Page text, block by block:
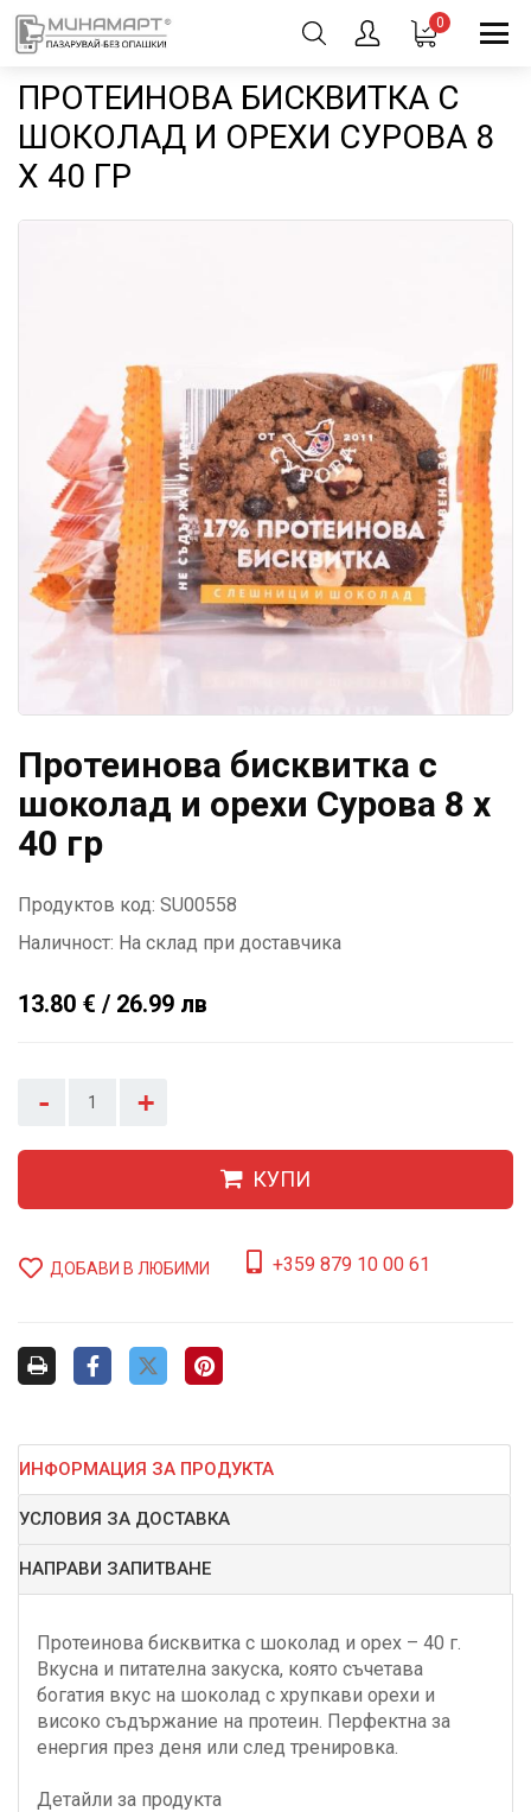
0
ПРОТЕИНОВА БИСКВИТКА С
ШОКОЛАД И ОРЕХИ СУРОВА 8
X 40 ГР
Протеинова бисквитка с
шоколад и орехи Сурова 8 x
40 гр
Продуктов код: SU00558
Наличност: На склад при доставчика
13.80 € / 26.99 лв
- +
КУПИ
ДОБАВИ В ЛЮБИМИ +359 879 10 00 61
ИНФОРМАЦИЯ ЗА ПРОДУКТА
УСЛОВИЯ ЗА ДОСТАВКА
НАПРАВИ ЗАПИТВАНЕ
Протеинова бисквитка с шоколад и орех – 40 г.
Вкусна и питателна закуска, която съчетава
богатия вкус на шоколад с хрупкави орехи и
високо съдържание на протеин. Перфектна за
енергия през деня или след тренировка.
Детайли за продукта